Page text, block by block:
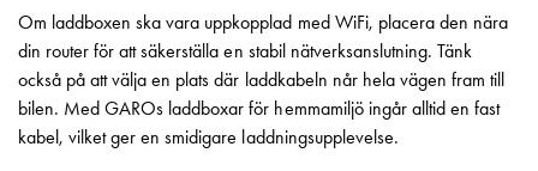
ISO
certifikat
Media
Karriär
Om laddboxen ska vara uppkopplad med WiFi, placera den nära
din router för att säkerställa en stabil nätverksanslutning. Tänk
också på att välja en plats där laddkabeln når hela vägen fram till
bilen. Med GAROs laddboxar för hemmamiljö ingår alltid en fast
kabel, vilket ger en smidigare laddningsupplevelse.